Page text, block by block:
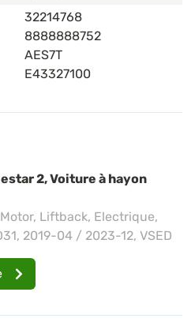
32214768
8888888752
AES7T
E43327100
2, Voiture à hayon
Liftback, Electrique,
2019-04 / 2023-12, VSED